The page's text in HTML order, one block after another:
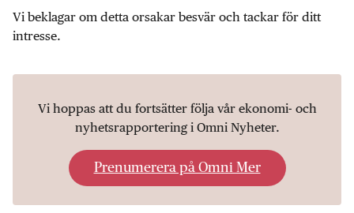
Vi beklagar om detta orsakar besvär och tackar för ditt
intresse.
Vi hoppas att du fortsätter följa vår ekonomi- och
nyhetsrapportering i Omni Nyheter.
Prenumerera på Omni Mer